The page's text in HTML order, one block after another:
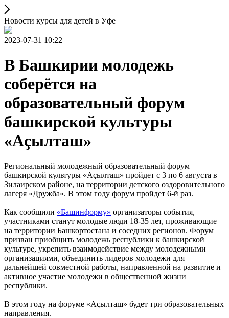
Новости курсы для детей в Уфе
2023-07-31 10:22
В Башкирии молодежь
соберётся на
образовательный форум
башкирской культуры
«Аҫылташ»
Региональный молодежный образовательный форум
башкирской культуры «Аҫылташ» пройдет с 3 по 6 августа в
Зилаирском районе, на территории детского оздоровительного
лагеря «Дружба». В этом году форум пройдет 6-й раз.
Как сообщили «Башинформу» организаторы события,
участниками станут молодые люди 18-35 лет, проживающие
на территории Башкортостана и соседних регионов. Форум
призван приобщить молодежь республики к башкирской
культуре, укрепить взаимодействие между молодежными
организациями, объединить лидеров молодежи для
дальнейшей совместной работы, направленной на развитие и
активное участие молодежи в общественной жизни
республики.
В этом году на форуме «Аҫылташ» будет три образовательных
направления.